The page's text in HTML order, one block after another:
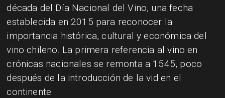
década del Día Nacional del Vino, una fecha
establecida en 2015 para reconocer la
importancia histórica, cultural y económica del
vino chileno. La primera referencia al vino en
crónicas nacionales se remonta a 1545, poco
después de la introducción de la vid en el
continente.